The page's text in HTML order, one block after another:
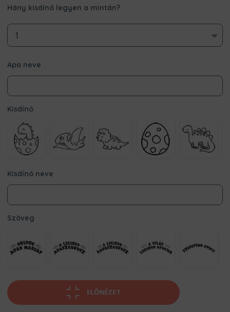
Hány kisdínó legyen a mintán?
Apa neve
Kisdínó
Kisdínó neve
Szöveg
ELŐNÉZET